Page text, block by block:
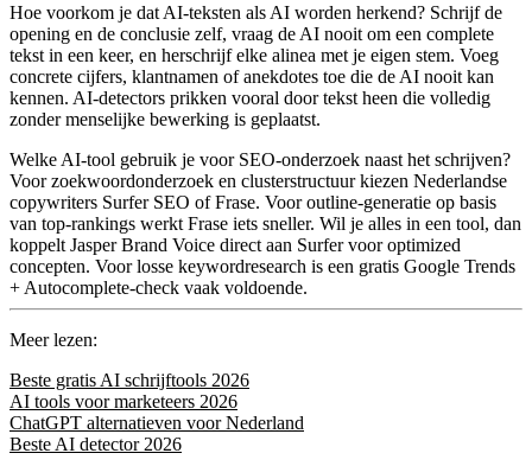
Hoe voorkom je dat AI-teksten als AI worden herkend? Schrijf de
opening en de conclusie zelf, vraag de AI nooit om een complete
tekst in een keer, en herschrijf elke alinea met je eigen stem. Voeg
concrete cijfers, klantnamen of anekdotes toe die de AI nooit kan
kennen. AI-detectors prikken vooral door tekst heen die volledig
zonder menselijke bewerking is geplaatst.
Welke AI-tool gebruik je voor SEO-onderzoek naast het schrijven?
Voor zoekwoordonderzoek en clusterstructuur kiezen Nederlandse
copywriters Surfer SEO of Frase. Voor outline-generatie op basis
van top-rankings werkt Frase iets sneller. Wil je alles in een tool, dan
koppelt Jasper Brand Voice direct aan Surfer voor optimized
concepten. Voor losse keywordresearch is een gratis Google Trends
+ Autocomplete-check vaak voldoende.
Meer lezen:
Beste gratis AI schrijftools 2026
AI tools voor marketeers 2026
ChatGPT alternatieven voor Nederland
Beste AI detector 2026